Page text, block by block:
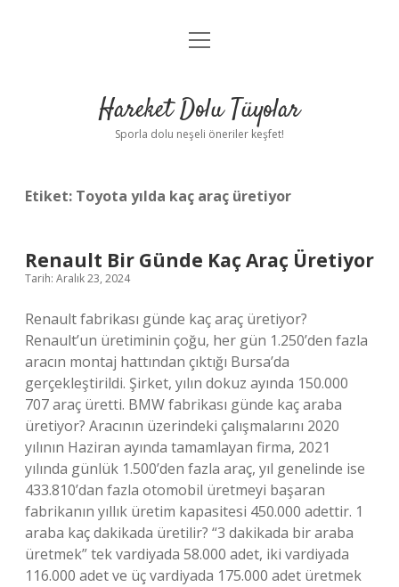
Anasayfa
Yasal Uyarı
menüyü
Hareket Dolu Tüyolar
Sporla dolu neşeli öneriler keşfet!
Etiket: Toyota yılda kaç araç üretiyor
Renault Bir Günde Kaç Araç Üretiyor
Tarih: Aralık 23, 2024
Renault fabrikası günde kaç araç üretiyor?
Renault’un üretiminin çoğu, her gün 1.250’den fazla
aracın montaj hattından çıktığı Bursa’da
gerçekleştirildi. Şirket, yılın dokuz ayında 150.000
707 araç üretti. BMW fabrikası günde kaç araba
üretiyor? Aracının üzerindeki çalışmalarını 2020
yılının Haziran ayında tamamlayan firma, 2021
yılında günlük 1.500’den fazla araç, yıl genelinde ise
433.810’dan fazla otomobil üretmeyi başaran
fabrikanın yıllık üretim kapasitesi 450.000 adettir. 1
araba kaç dakikada üretilir? “3 dakikada bir araba
üretmek” tek vardiyada 58.000 adet, iki vardiyada
116.000 adet ve üç vardiyada 175.000 adet üretmek